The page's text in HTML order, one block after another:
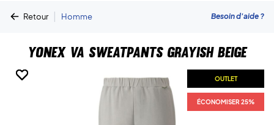
Retour | Homme Besoin d'aide ?
Yonex VA Sweatpants Grayish Beige
OUTLET
ÉCONOMISER 25%
OUTLET
ÉCONOMISER 25%
OUTLET
ÉCONOMISER 25%
OUTLET
ÉCONOMISER 25%